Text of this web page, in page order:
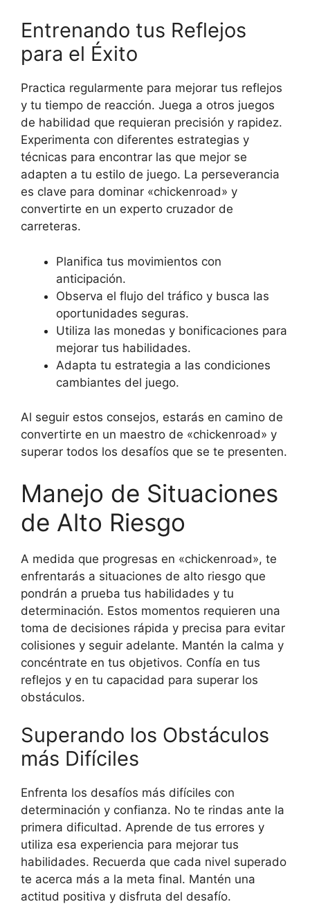
Entrenando tus Reflejos
para el Éxito
Practica regularmente para mejorar tus reflejos
y tu tiempo de reacción. Juega a otros juegos
de habilidad que requieran precisión y rapidez.
Experimenta con diferentes estrategias y
técnicas para encontrar las que mejor se
adapten a tu estilo de juego. La perseverancia
es clave para dominar «chickenroad» y
convertirte en un experto cruzador de
carreteras.
Planifica tus movimientos con
anticipación.
Observa el flujo del tráfico y busca las
oportunidades seguras.
Utiliza las monedas y bonificaciones para
mejorar tus habilidades.
Adapta tu estrategia a las condiciones
cambiantes del juego.
Al seguir estos consejos, estarás en camino de
convertirte en un maestro de «chickenroad» y
superar todos los desafíos que se te presenten.
Manejo de Situaciones
de Alto Riesgo
A medida que progresas en «chickenroad», te
enfrentarás a situaciones de alto riesgo que
pondrán a prueba tus habilidades y tu
determinación. Estos momentos requieren una
toma de decisiones rápida y precisa para evitar
colisiones y seguir adelante. Mantén la calma y
concéntrate en tus objetivos. Confía en tus
reflejos y en tu capacidad para superar los
obstáculos.
Superando los Obstáculos
más Difíciles
Enfrenta los desafíos más difíciles con
determinación y confianza. No te rindas ante la
primera dificultad. Aprende de tus errores y
utiliza esa experiencia para mejorar tus
habilidades. Recuerda que cada nivel superado
te acerca más a la meta final. Mantén una
actitud positiva y disfruta del desafío.